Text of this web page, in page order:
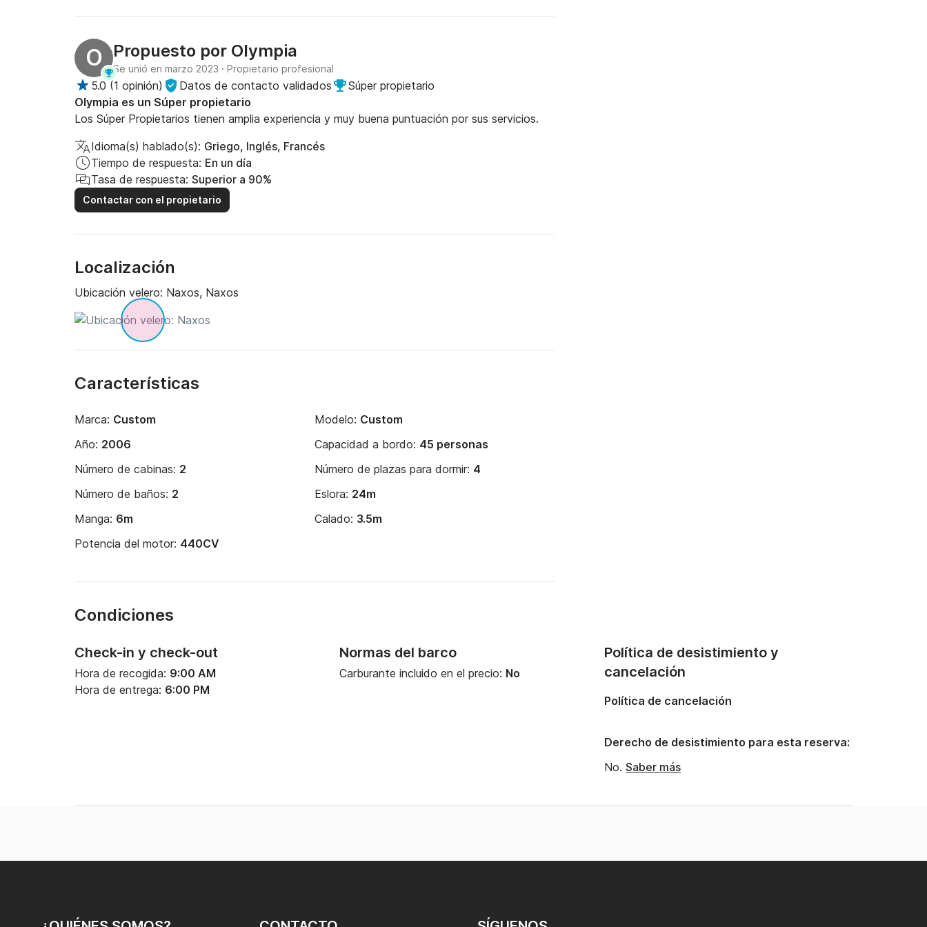
O Propuesto por Olympia
Se unió en marzo 2023 · Propietario profesional
5.0 (1 opinión) Datos de contacto validados
Súper propietario
Olympia es un Súper propietario
Los Súper Propietarios tienen amplia experiencia y muy buena puntuación por sus servicios.
Idioma(s) hablado(s): Griego, Inglés, Francés
Tiempo de respuesta: En un día
Tasa de respuesta: Superior a 90%
Contactar con el propietario
Localización
Ubicación velero: Naxos, Naxos
Características
Marca: Custom Modelo: Custom
Año: 2006 Capacidad a bordo: 45 personas
Número de cabinas: 2 Número de plazas para dormir: 4
Número de baños: 2 Eslora: 24m
Manga: 6m Calado: 3.5m
Potencia del motor: 440CV
Condiciones
Check-in y check-out
Hora de recogida: 9:00 AM
Hora de entrega: 6:00 PM
Normas del barco
Carburante incluido en el precio: No
Política de desistimiento y
cancelación
Política de cancelación
Derecho de desistimiento para esta reserva:
No. Saber más